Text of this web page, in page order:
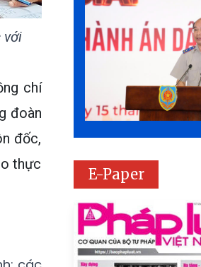
với
chí
đoàn
đốc,
thực
E-Paper